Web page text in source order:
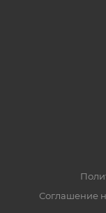
Соглашение